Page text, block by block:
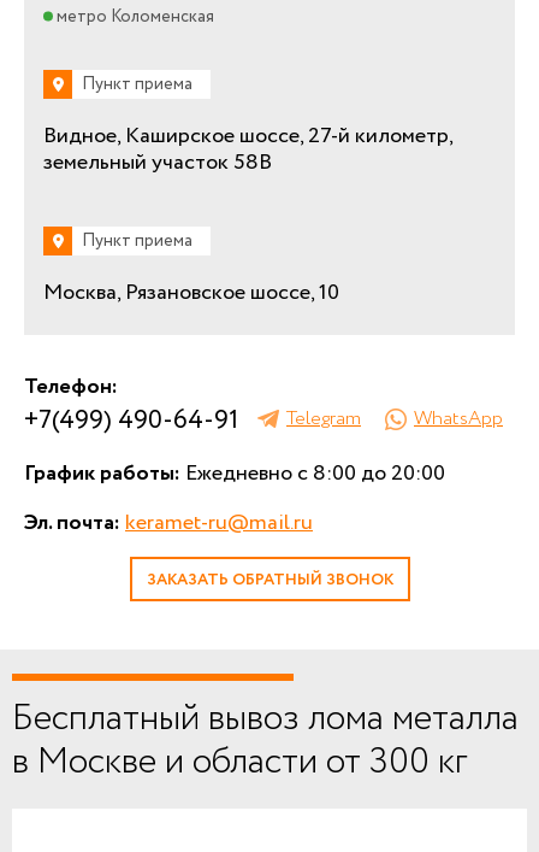
метро Коломенская
Пункт приема
Видное, Каширское шоссе, 27-й километр,
земельный участок 58В
Пункт приема
Москва, Рязановское шоссе, 10
Телефон:
+7(499) 490-64-91 Telegram WhatsApp
График работы: Ежедневно с 8:00 до 20:00
Эл. почта:keramet-ru@mail.ru
ЗАКАЗАТЬ ОБРАТНЫЙ ЗВОНОК
Бесплатный вывоз лома металла
в Москве и области от 300 кг